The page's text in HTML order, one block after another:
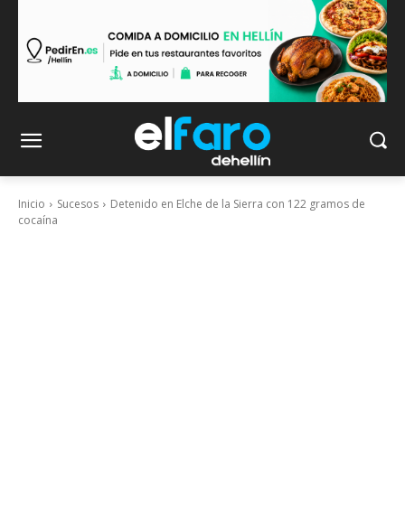
Inicio Sucesos
Detenido en Elche de la Sierra con 122 gramos de
cocaína